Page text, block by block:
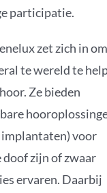
participatie.
zet zich in om
te wereld te
Ze bieden
implantaten) voor
doof zijn of zwaar
ervaren. Daarbij